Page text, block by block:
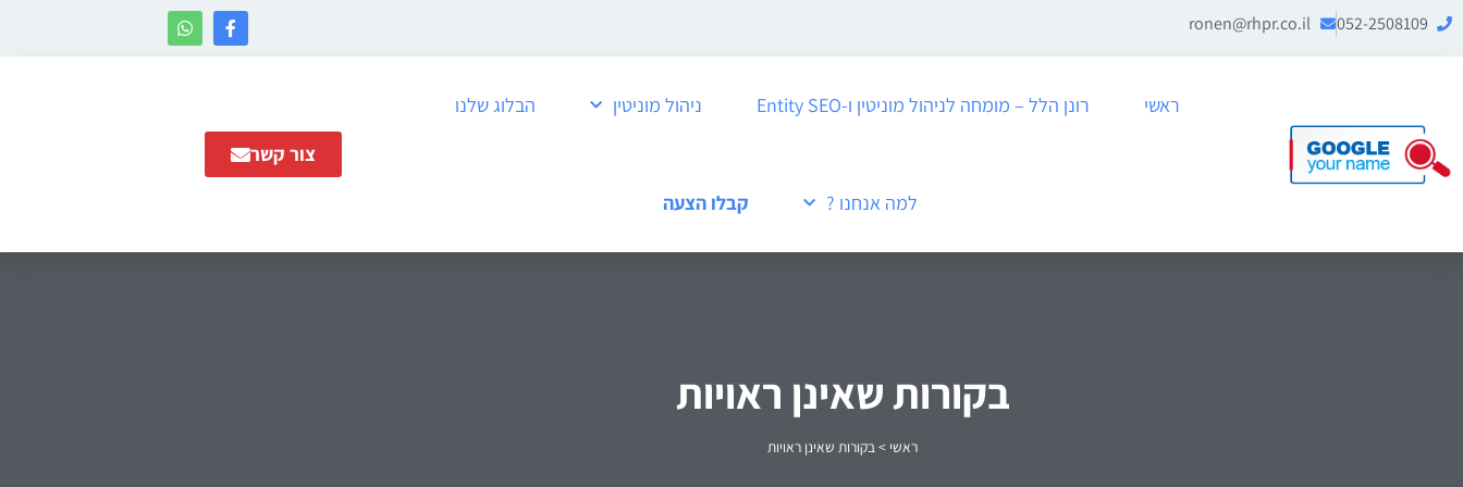
052-2508109
ronen@rhpr.co.il
ראשי רונן הלל – מומחה לניהול מוניטין ו-Entity SEO ניהול מוניטין הבלוג שלנו
למה אנחנו ? קבלו הצעה
צור קשר
בקורות שאינן ראויות
ראשי >בקורות שאינן ראויות